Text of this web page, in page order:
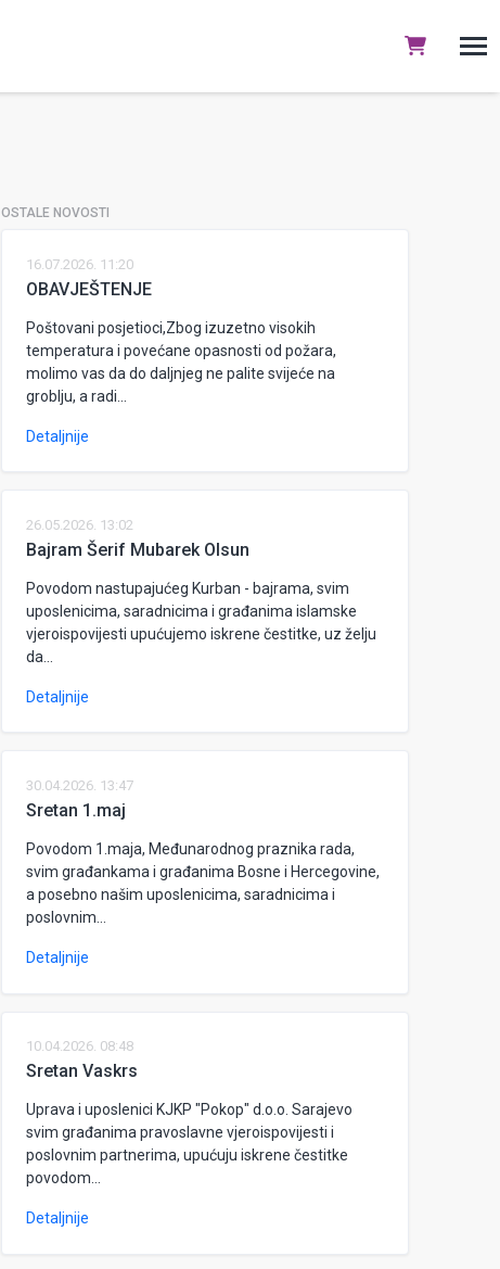
OSTALE NOVOSTI
16.07.2026. 11:20
OBAVJEŠTENJE
Poštovani posjetioci,Zbog izuzetno visokih
temperatura i povećane opasnosti od požara,
molimo vas da do daljnjeg ne palite svijeće na
groblju, a radi...
Detaljnije
26.05.2026. 13:02
Bajram Šerif Mubarek Olsun
Povodom nastupajućeg Kurban - bajrama, svim
uposlenicima, saradnicima i građanima islamske
vjeroispovijesti upućujemo iskrene čestitke, uz želju
da...
Detaljnije
30.04.2026. 13:47
Sretan 1.maj
Povodom 1.maja, Međunarodnog praznika rada,
svim građankama i građanima Bosne i Hercegovine,
a posebno našim uposlenicima, saradnicima i
poslovnim...
Detaljnije
10.04.2026. 08:48
Sretan Vaskrs
Uprava i uposlenici KJKP "Pokop" d.o.o. Sarajevo
svim građanima pravoslavne vjeroispovijesti i
poslovnim partnerima, upućuju iskrene čestitke
povodom...
Detaljnije